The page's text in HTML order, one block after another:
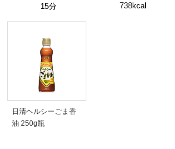
15分 738kcal
日清ヘルシーごま香
油 250g瓶